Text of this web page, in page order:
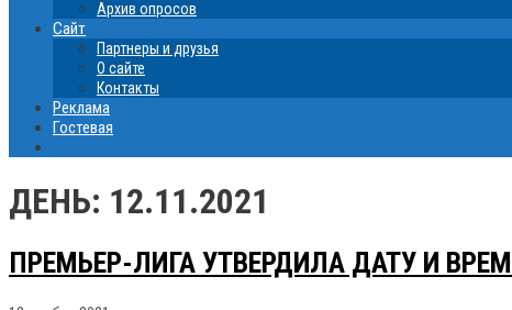
Архив опросов
Сайт
Партнеры и друзья
О сайте
Контакты
Реклама
Гостевая
ДЕНЬ: 12.11.2021
ПРЕМЬЕР-ЛИГА УТВЕРДИЛА ДАТУ И